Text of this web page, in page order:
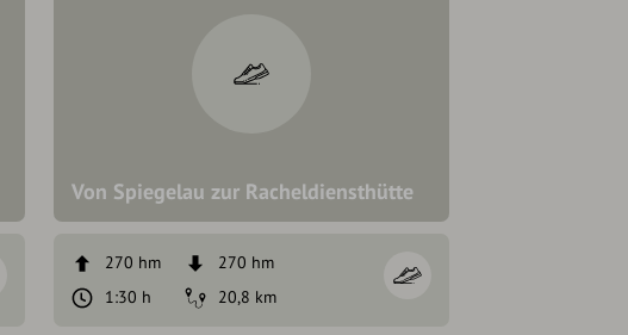
Von Spiegelau zur Racheldiensthütte
270 hm
270 hm
1:30 h
20,8 km